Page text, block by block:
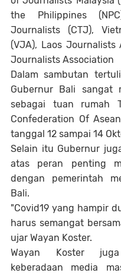
the Philippines
Journalists (CTJ),
(VJA), Laos Journalists
Journalists Association
Dalam sambutan
Gubernur Bali sangat
sebagai tuan rumah
Confederation Of
tanggal 12 sampai 14
Selain itu Gubernur
atas peran penting
dengan pemerintah
Bali.
"Covid19 yang hampir
harus semangat
ujar Wayan Koster.
Wayan Koster
keberadaan media